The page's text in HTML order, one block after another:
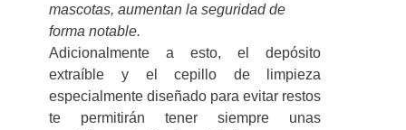
mascotas, aumentan la seguridad de
forma notable.
Adicionalmente a esto, el depósito
extraíble y el cepillo de limpieza
especialmente diseñado para evitar restos
te permitirán tener siempre unas